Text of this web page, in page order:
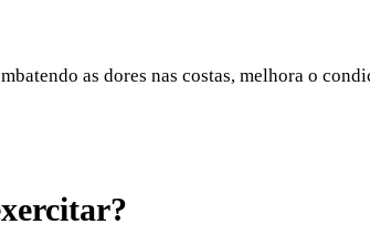
as dores nas costas, melhora o